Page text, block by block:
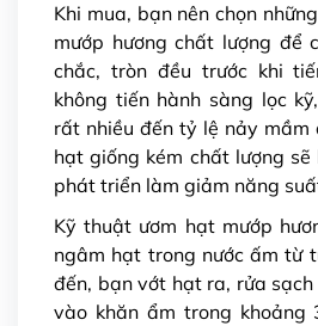
Khi mua, bạn nên chọn
mướp hương chất lượng để
chắc, tròn đều trước khi
không tiến hành sàng lọc
rất nhiều đến tỷ lệ nảy mầm
hạt giống kém chất lượng
phát triển làm giảm năng
Kỹ thuật ươm hạt mướp
ngâm hạt trong nước ấm từ
đến, bạn vớt hạt ra, rửa
vào khăn ẩm trong khoảng